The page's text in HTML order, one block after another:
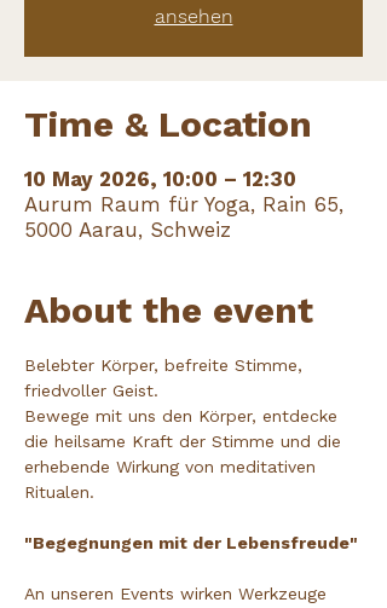
ansehen
Time & Location
10 May 2026, 10:00 – 12:30
Aurum Raum für Yoga, Rain 65,
5000 Aarau, Schweiz
About the event
Belebter Körper, befreite Stimme,
friedvoller Geist.
Bewege mit uns den Körper, entdecke
die heilsame Kraft der Stimme und die
erhebende Wirkung von meditativen
Ritualen.
"Begegnungen mit der Lebensfreude"
An unseren Events wirken Werkzeuge